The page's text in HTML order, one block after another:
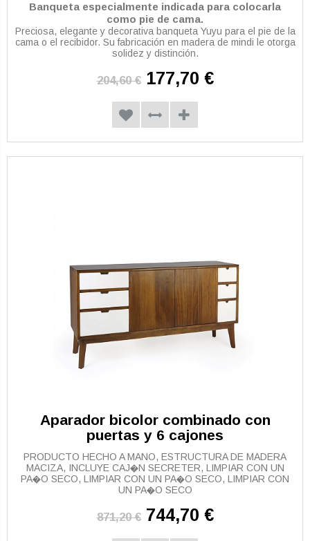
Banqueta especialmente indicada para colocarla
como pie de cama.
Preciosa, elegante y decorativa banqueta Yuyu para el pie de la
cama o el recibidor. Su fabricación en madera de mindi le otorga
solidez y distinción.
204,60 € 177,70 €
Aparador bicolor combinado con
puertas y 6 cajones
PRODUCTO HECHO A MANO, ESTRUCTURA DE MADERA
MACIZA, INCLUYE CAJ�N SECRETER, LIMPIAR CON UN
PA�O SECO, LIMPIAR CON UN PA�O SECO, LIMPIAR CON
UN PA�O SECO
871,20 € 744,70 €